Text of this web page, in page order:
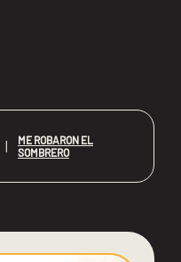
ME ROBARON EL
SOMBRERO